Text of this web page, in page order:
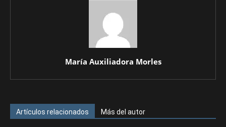
María Auxiliadora Morles
Artículos relacionados Más del autor